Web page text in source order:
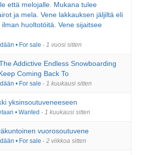
että melojalle. Mukana tulee
ja mela. Vene lakkauksen jäljiltä eli
huoltotöitä. Vene sijaitsee
• For sale · 1 vuosi sitten
Addictive Endless Snowboarding
Coming Back To
• For sale · 1 kuukausi sitten
yksinsoutuveneeseen
• Wanted · 1 kuukausi sitten
vuorosoutuvene
• For sale · 2 viikkoa sitten